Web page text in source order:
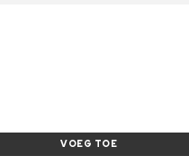
VOEG TOE